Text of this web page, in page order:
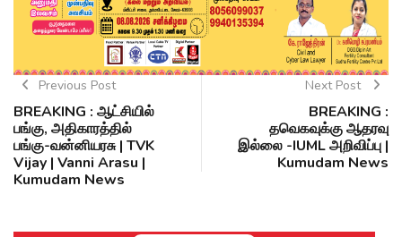
Previous Post
BREAKING : ஆட்சியில்
பங்கு, அதிகாரத்தில்
பங்கு-வன்னியரசு | TVK
Vijay | Vanni Arasu |
Kumudam News
Next Post
BREAKING :
தவெகவுக்கு ஆதரவு
இல்லை -IUML அறிவிப்பு |
Kumudam News